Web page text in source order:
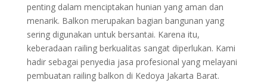
penting dalam menciptakan hunian yang aman dan
menarik. Balkon merupakan bagian bangunan yang
sering digunakan untuk bersantai. Karena itu,
keberadaan railing berkualitas sangat diperlukan. Kami
hadir sebagai penyedia jasa profesional yang melayani
pembuatan railing balkon di Kedoya Jakarta Barat.